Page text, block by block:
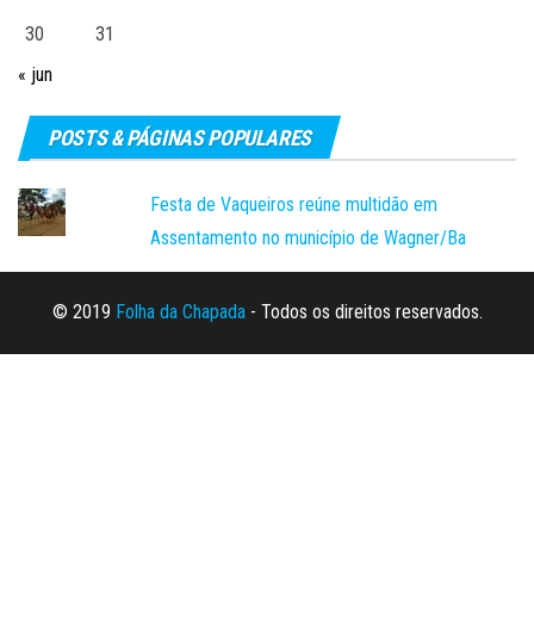
30
31
« jun
POSTS & PÁGINAS POPULARES
Festa de Vaqueiros reúne multidão em
Assentamento no município de Wagner/Ba
© 2019 Folha da Chapada- Todos os direitos reservados.